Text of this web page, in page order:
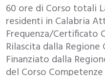
60 ore di Corso totali
residenti in Calabria
Frequenza/Certificato
Rilascita dalla
Finanziato dalla
del Corso